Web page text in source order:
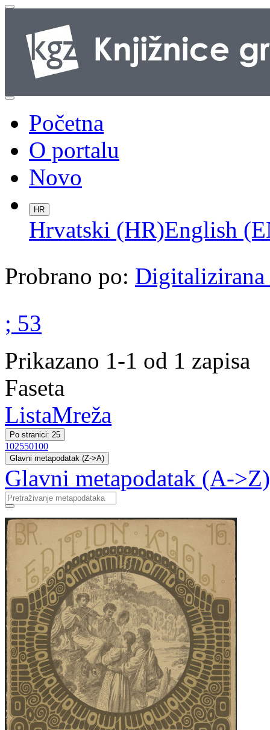
Početna
O portalu
Novo
HR
Hrvatski (HR)English
Probrano po: Digitalizirana
; 53
Prikazano 1-1 od 1 zapisa
Faseta
ListaMreža
Po stranici: 25
102550100
Glavni metapodatak (Z->A)
Glavni metapodatak (A->Z)